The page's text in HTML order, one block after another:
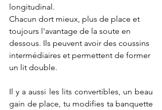
longitudinal.
Chacun dort mieux, plus de place et
toujours l'avantage de la soute en
dessous. Ils peuvent avoir des coussins
intermédiaires et permettent de former
un lit double.
Il y a aussi les lits convertibles, un beau
gain de place, tu modifies ta banquette